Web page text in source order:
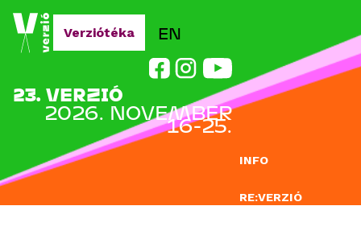
Jump to navigation
INFO
RE:VERZIÓ
EN
23. VERZIÓ
2026. NOVEMBER
16-25.
Verziótéka